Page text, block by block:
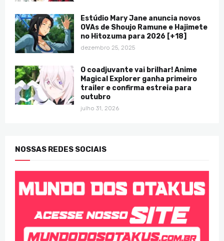
Estúdio Mary Jane anuncia novos
OVAs de Shoujo Ramune e Hajimete
no Hitozuma para 2026 [+18]
dezembro 25, 2025
O coadjuvante vai brilhar! Anime
Magical Explorer ganha primeiro
trailer e confirma estreia para
outubro
julho 31, 2026
NOSSAS REDES SOCIAIS